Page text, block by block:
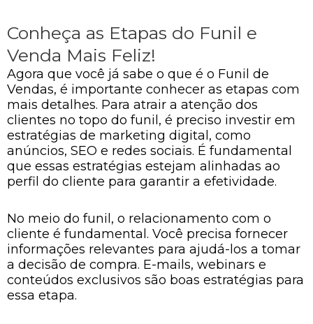
Conheça as Etapas do Funil e
Venda Mais Feliz!
Agora que você já sabe o que é o Funil de
Vendas, é importante conhecer as etapas com
mais detalhes. Para atrair a atenção dos
clientes no topo do funil, é preciso investir em
estratégias de marketing digital, como
anúncios, SEO e redes sociais. É fundamental
que essas estratégias estejam alinhadas ao
perfil do cliente para garantir a efetividade.
No meio do funil, o relacionamento com o
cliente é fundamental. Você precisa fornecer
informações relevantes para ajudá-los a tomar
a decisão de compra. E-mails, webinars e
conteúdos exclusivos são boas estratégias para
essa etapa.